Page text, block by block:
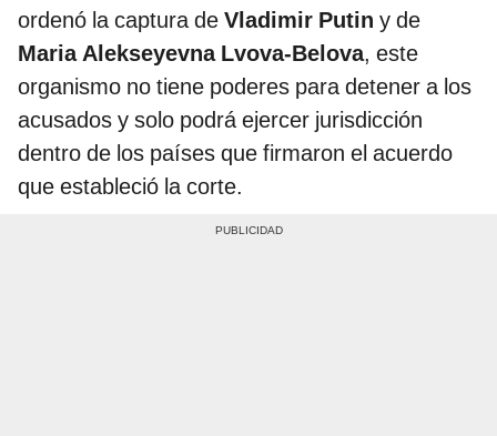
ordenó la captura de Vladimir Putin y de
Maria Alekseyevna Lvova-Belova, este
organismo no tiene poderes para detener a los
acusados y solo podrá ejercer jurisdicción
dentro de los países que firmaron el acuerdo
que estableció la corte.